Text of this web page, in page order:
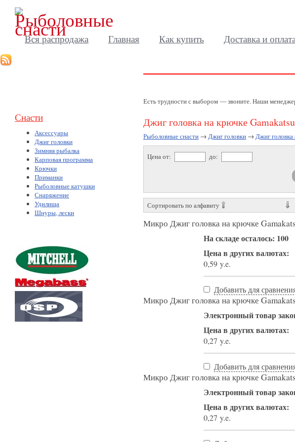
Вся распродажа Главная Как купить Доставка и
Снасти
Аксессуары
Джиг головки
Зимняя рыбалка
Карповая программа
Крючки
Приманки
Рыболовные катушки
Снаряжение
Удилища
Шнуры, лески
Есть трудности с выбором — звоните. Наши
Джиг головка на крючке Gamakatsu
Рыболовные снасти →Джиг головки →Джиг
Цена от: до:
Сортировать по алфавиту
Микро Джиг головка на крючке
На складе осталось: 100
Цена в других валютах:
0,59 y.e.
Добавить для
Микро Джиг головка на крючке
Электронный товар
Цена в других валютах:
0,27 y.e.
Добавить для
Микро Джиг головка на крючке
Электронный товар
Цена в других валютах:
0,27 y.e.